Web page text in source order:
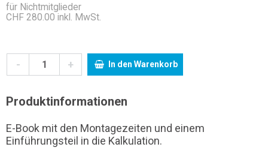
für Nichtmitglieder
CHF 280.00 inkl. MwSt.
- + In den Warenkorb
Produktinformationen
E-Book mit den Montagezeiten und einem
Einführungsteil in die Kalkulation.